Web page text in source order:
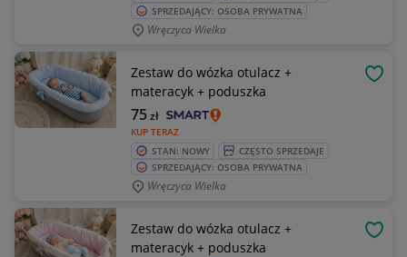
SPRZEDAJĄCY: OSOBA PRYWATNA
Wręczyca Wielka
Zestaw do wózka otulacz +
materacyk + poduszka
KUP TERAZ
75zł
STAN: NOWY
CZĘSTO SPRZEDAJE
SPRZEDAJĄCY: OSOBA PRYWATNA
Wręczyca Wielka
Zestaw do wózka otulacz +
materacyk + poduszka